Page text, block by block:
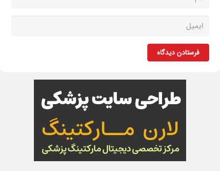
فرستادن دیدگاه